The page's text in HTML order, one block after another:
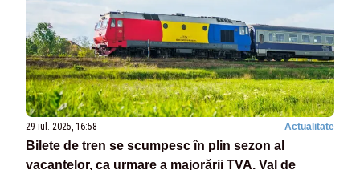
29 iul. 2025, 16:58 Actualitate
Bilete de tren se scumpesc în plin sezon al
vacanțelor, ca urmare a majorării TVA. Val de